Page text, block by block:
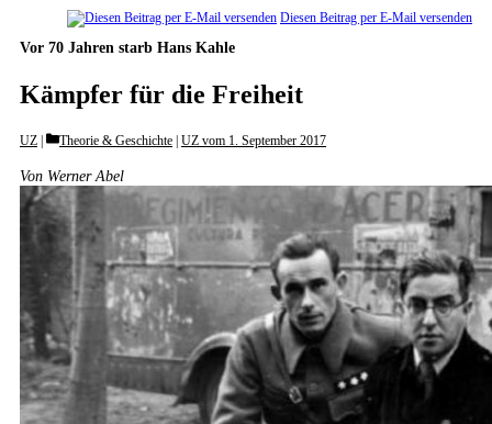
Diesen Beitrag per E-Mail versenden
Vor 70 Jahren starb Hans Kahle
Kämpfer für die Freiheit
UZ Categories
Theorie & Geschichte UZ vom 1. September 2017
Von Werner Abel